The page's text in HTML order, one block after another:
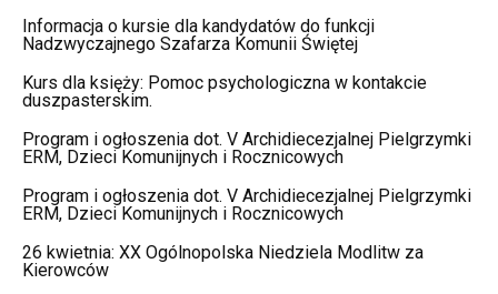
Informacja o kursie dla kandydatów do funkcji
Nadzwyczajnego Szafarza Komunii Świętej
Kurs dla księży: Pomoc psychologiczna w kontakcie
duszpasterskim.
Program i ogłoszenia dot. V Archidiecezjalnej Pielgrzymki
ERM, Dzieci Komunijnych i Rocznicowych
Program i ogłoszenia dot. V Archidiecezjalnej Pielgrzymki
ERM, Dzieci Komunijnych i Rocznicowych
26 kwietnia: XX Ogólnopolska Niedziela Modlitw za
Kierowców